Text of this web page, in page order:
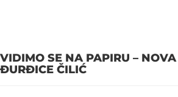
VIDIMO SE NA PAPIRU –
ĐURĐICE ČILIĆ